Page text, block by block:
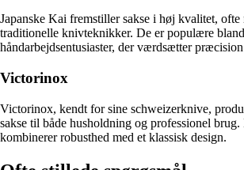
Japanske Kai fremstiller sakse i høj kvalitet,
traditionelle knivteknikker. De er populære
håndarbejdsentusiaster, der værdsætter
Victorinox
Victorinox, kendt for sine schweizerknive,
sakse til både husholdning og professionel
kombinerer robusthed med et klassisk design.